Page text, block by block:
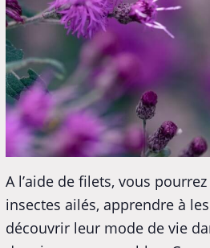
A l’aide de filets, vous
insectes ailés, apprendre à
découvrir leur mode de vie